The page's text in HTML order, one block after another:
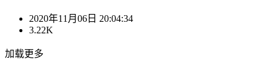
2020年11月06日 20:04:34
3.22K
加载更多